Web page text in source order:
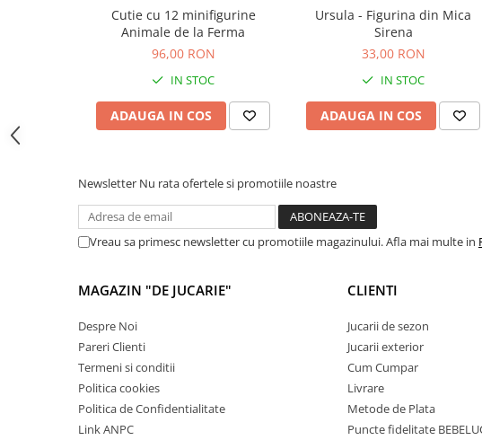
Jocuri cu numere
Jocuri de indemanare
Carti pe alese
Carti pentru copii 3 ani
Carti pentru copii 5 ani
Carti pentru copii 8 ani
Carti de colorat
Carticele interactive
Cadouri copii
Cutie cu 12 minifigurine
Animale de la Ferma
96,00 RON
IN STOC
ADAUGA IN COS
Ursula - Figurina din Mica
Sirena
33,00 RON
IN STOC
ADAUGA IN COS
Newsletter Nu rata ofertele si promotiile noastre
Vreau sa primesc newsletter cu promotiile magazinului. Afla mai multe in
MAGAZIN "DE JUCARIE"
Despre Noi
Pareri Clienti
Termeni si conditii
Politica cookies
Politica de Confidentialitate
Link ANPC
CLIENTI
Jucarii de sezon
Jucarii exterior
Cum Cumpar
Livrare
Metode de Plata
Puncte fidelitate